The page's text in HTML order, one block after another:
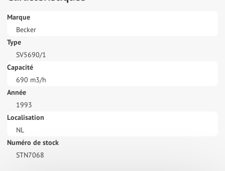
Marque
Becker
Type
SV5690/1
Capacité
690 m3/h
Année
1993
Localisation
NL
Numéro de stock
STN7068